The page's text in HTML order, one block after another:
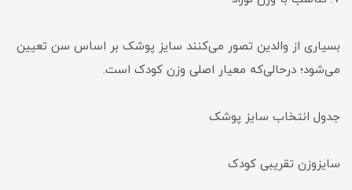
بسیاری از والدین تصور می‌کنند سایز پوشک بر اساس سن تعیین
می‌شود؛ درحالی‌که معیار اصلی وزن کودک است.
جدول انتخاب سایز پوشک
سایزوزن تقریبی کودک